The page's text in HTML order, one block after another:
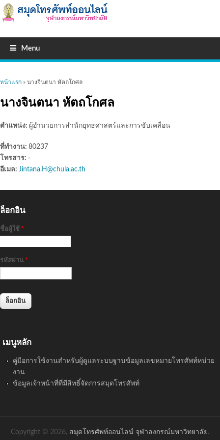
Menu
คุณอยู่ที่นี่
หน้าแรก » นางจินตนา หัตถโกศล
นางจินตนา หัตถโกศล
ตำแหน่ง: ผู้อำนวยการสำนักยุทธศาสตร์และการขับเคลื่อน
ที่ทำงาน: 80237
โทรสาร: -
อีเมล: Jintana.H@chula.ac.th
ล็อกอิน
ชื่อผู้ใช้ *
รหัสผ่าน *
เมนูหลัก
คู่มือการใช้งานสำหรับผู้ดูแลระบบฐานข้อมูลเลขหมายโทรศัพท์หน่วย
งาน
ข้อมูลเจ้าหน้าที่ที่มีสิทธิ์จัดการสมุดโทรศัพท์
Copyright © 2026, สมุดโทรศัพท์ออนไลน์ จุฬาลงกรณ์มหาวิทยาลัย.